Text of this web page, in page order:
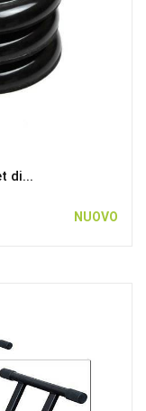
di...
NUOVO